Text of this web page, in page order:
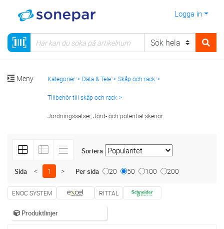
Logga in
Meny Kategorier Data & Tele Skåp och rack
Tillbehör till skåp och rack
Jordningssatser, Jord- och potential skenor
Sortera
Sida < 1 > Per sida 20 50 100 200
ENOC SYSTEM RITTAL
Produktlinjer